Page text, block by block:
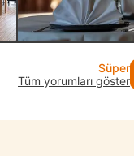
Süper
Tüm yorumları göster